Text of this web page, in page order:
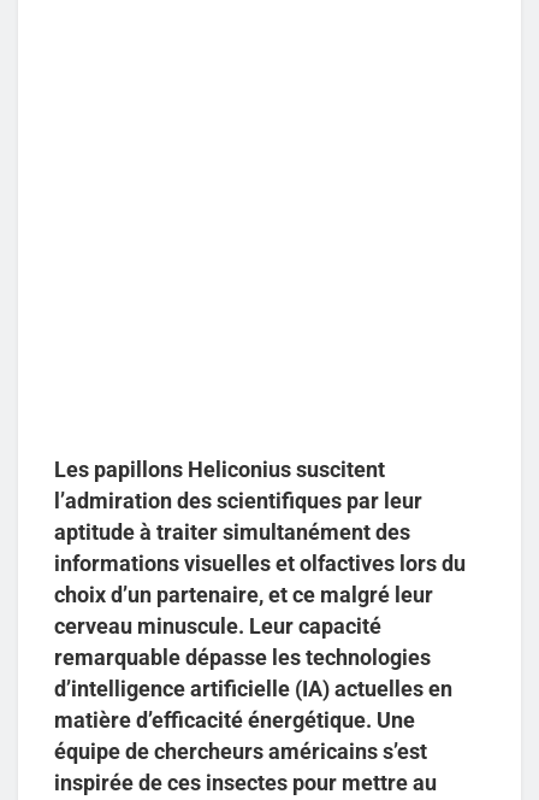
Les papillons Heliconius suscitent
l’admiration des scientifiques par leur
aptitude à traiter simultanément des
informations visuelles et olfactives lors du
choix d’un partenaire, et ce malgré leur
cerveau minuscule. Leur capacité
remarquable dépasse les technologies
d’intelligence artificielle (IA) actuelles en
matière d’efficacité énergétique. Une
équipe de chercheurs américains s’est
inspirée de ces insectes pour mettre au